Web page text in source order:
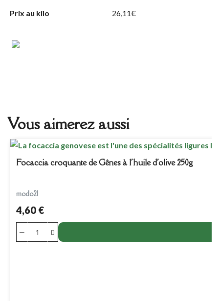
Prix au kilo 26,11€
Vous aimerez aussi
Focaccia croquante de Gênes à l'huile d'olive 250g
modo21
4,60 €